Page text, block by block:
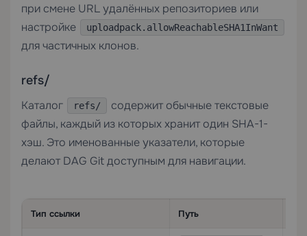
при смене URL удалённых репозиториев или
настройке
uploadpack.allowReachableSHA1InWant
для частичных клонов.
refs/
Каталог refs/
содержит обычные текстовые
файлы, каждый из которых хранит один SHA-1-
хэш. Это именованные указатели, которые
делают DAG Git доступным для навигации.
Тип ссылки Путь